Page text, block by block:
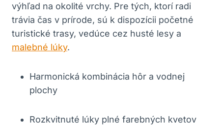
výhľad na okolité vrchy.‍ Pre tých, ktorí ‍radi⁣
trávia čas v prírode,‌ sú k⁢ dispozícii početné
turistické trasy, vedúce cez husté lesy a
malebné‌ lúky.
Harmonická⁢ kombinácia hôr​ a⁤ vodnej
⁣plochy
Rozkvitnuté lúky⁢ plné farebných kvetov